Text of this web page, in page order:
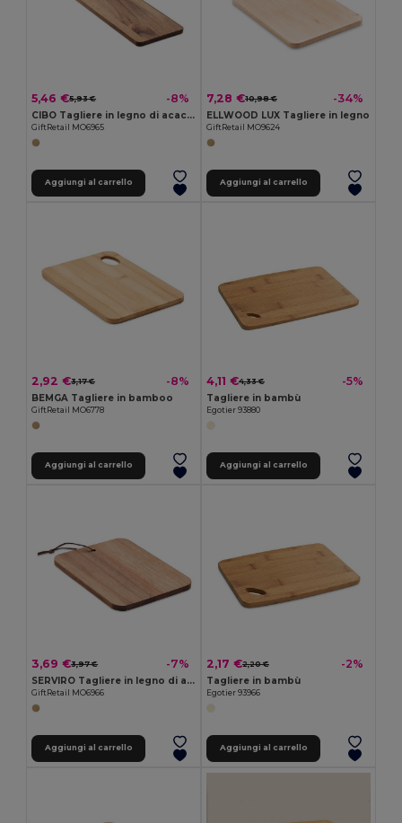
5,46 €5,93 € -8%
CIBO Tagliere in legno di acacia
GiftRetail MO6965
Aggiungi al carrello
7,28 €10,98 € -34%
ELLWOOD LUX Tagliere in legno
GiftRetail MO9624
Aggiungi al carrello
2,92 €3,17 € -8%
BEMGA Tagliere in bamboo
GiftRetail MO6778
Aggiungi al carrello
4,11 €4,33 € -5%
Tagliere in bambù
Egotier 93880
Aggiungi al carrello
3,69 €3,97 € -7%
SERVIRO Tagliere in legno di acacia
GiftRetail MO6966
Aggiungi al carrello
2,17 €2,20 € -2%
Tagliere in bambù
Egotier 93966
Aggiungi al carrello